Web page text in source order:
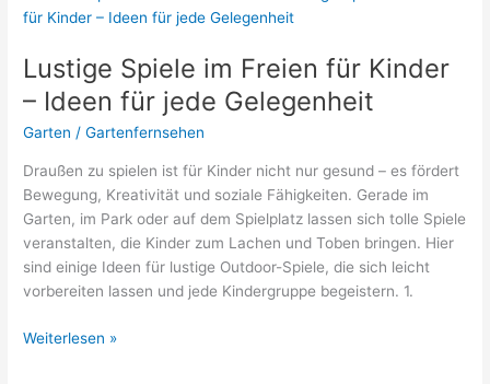
Mitgliedern
und
Flächen
Lustige Spiele im Freien für Kinder
– Ideen für jede Gelegenheit
Garten /Gartenfernsehen
Draußen zu spielen ist für Kinder nicht nur gesund – es fördert
Bewegung, Kreativität und soziale Fähigkeiten. Gerade im
Garten, im Park oder auf dem Spielplatz lassen sich tolle Spiele
veranstalten, die Kinder zum Lachen und Toben bringen. Hier
sind einige Ideen für lustige Outdoor-Spiele, die sich leicht
vorbereiten lassen und jede Kindergruppe begeistern. 1.
Lustige
Weiterlesen »